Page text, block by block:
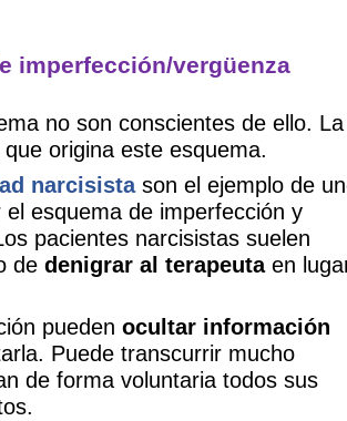
imperfección/vergüenza
no son conscientes de ello. La
origina este esquema.
narcisista son el ejemplo de
esquema de imperfección y
pacientes narcisistas suelen
de denigrar al terapeutaen
pueden ocultar información
Puede transcurrir mucho
de forma voluntaria todos sus